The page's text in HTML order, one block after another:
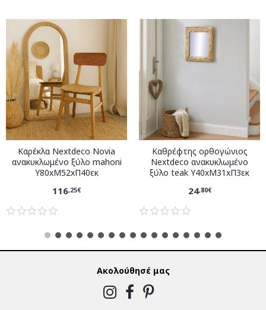
Καρέκλα Nextdeco Novia
ανακυκλωμένο ξύλο mahoni
Υ80xM52xΠ40εκ
116,25€
Καθρέφτης ορθογώνιος
Nextdeco ανακυκλωμένο
ξύλο teak Υ40xM31xΠ3εκ
24,80€
Ακολούθησέ μας